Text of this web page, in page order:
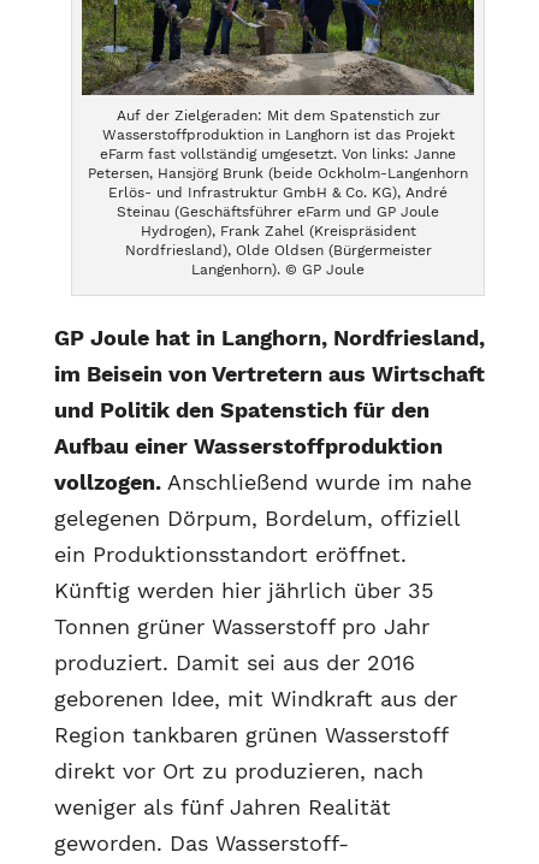
Auf der Zielgeraden: Mit dem Spatenstich zur
Wasserstoffproduktion in Langhorn ist das Projekt
eFarm fast vollständig umgesetzt. Von links: Janne
Petersen, Hansjörg Brunk (beide Ockholm-Langenhorn
Erlös- und Infrastruktur GmbH & Co. KG), André
Steinau (Geschäftsführer eFarm und GP Joule
Hydrogen), Frank Zahel (Kreispräsident
Nordfriesland), Olde Oldsen (Bürgermeister
Langenhorn). © GP Joule
GP Joule hat in Langhorn, Nordfriesland,
im Beisein von Vertretern aus Wirtschaft
und Politik den Spatenstich für den
Aufbau einer Wasserstoffproduktion
vollzogen.Anschließend wurde im nahe
gelegenen Dörpum, Bordelum, offiziell
ein Produktionsstandort eröffnet.
Künftig werden hier jährlich über 35
Tonnen grüner Wasserstoff pro Jahr
produziert. Damit sei aus der 2016
geborenen Idee, mit Windkraft aus der
Region tankbaren grünen Wasserstoff
direkt vor Ort zu produzieren, nach
weniger als fünf Jahren Realität
geworden. Das Wasserstoff-